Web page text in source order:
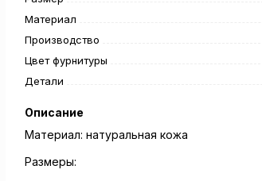
Материал
Производство
Цвет фурнитуры
Детали
Описание
Материал: натуральная кожа
Размеры: